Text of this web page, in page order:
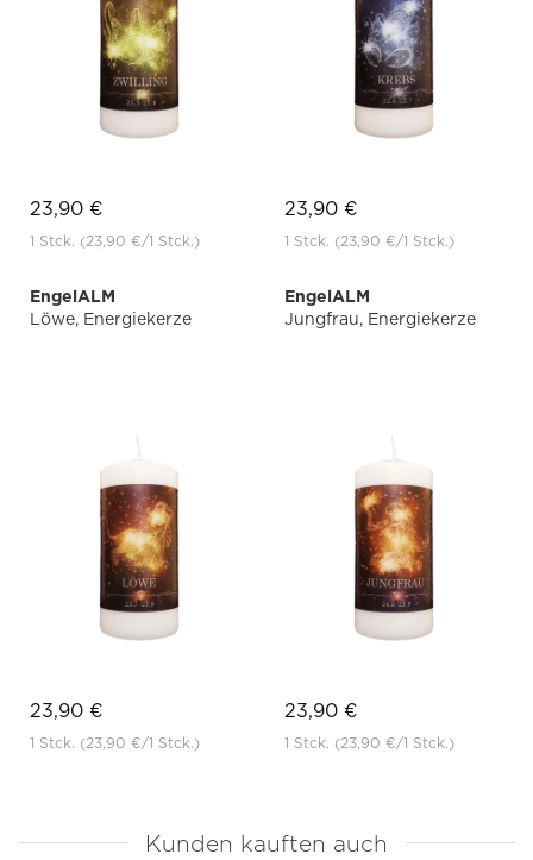
23,90 €
1 Stck. (23,90 €/1 Stck.)
23,90 €
1 Stck. (23,90 €/1 Stck.)
EngelALM
Löwe, Energiekerze
23,90 €
1 Stck. (23,90 €/1 Stck.)
EngelALM
Jungfrau, Energiekerze
23,90 €
1 Stck. (23,90 €/1 Stck.)
Kunden kauften auch